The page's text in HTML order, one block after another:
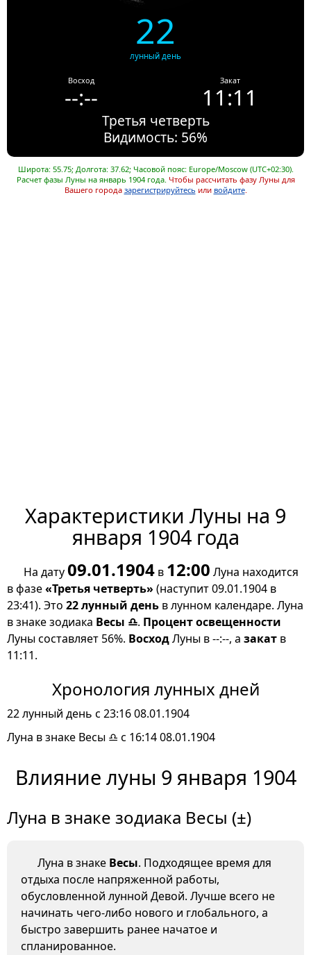
22
лунный день
Восход
--:--
Закат
11:11
Третья четверть
Видимость: 56%
Широта: 55.75; Долгота: 37.62; Часовой пояс: Europe/Moscow (UTC+02:30).
Расчет фазы Луны на январь 1904 года. Чтобы рассчитать фазу Луны для
Вашего города зарегистрируйтесь или войдите.
Характеристики Луны на 9
января 1904 года
На дату09.01.1904 в 12:00 Луна находится
в фазе«Третья четверть»(наступит 09.01.1904 в
23:41). Это 22 лунный день в лунном календаре. Луна
в знаке зодиака Весы ♎. Процент освещенности
Луны составляет 56%. ВосходЛуны в --:--, а закат в
11:11.
Хронология лунных дней
22 лунный день с 23:16 08.01.1904
Луна в знаке Весы ♎ с 16:14 08.01.1904
Влияние луны 9 января 1904
Луна в знаке зодиака Весы (±)
Луна в знаке Весы. Подходящее время для
отдыха после напряженной работы,
обусловленной лунной Девой. Лучше всего не
начинать чего-либо нового и глобального, а
быстро завершить ранее начатое и
спланированное.